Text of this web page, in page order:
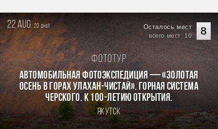
22 aug. 20 дней 8
Осталось мест
всего мест: 10
Фототур
Автомобильная фотоэкспедиция — «Золотая
осень в горах Улахан-Чистай». Горная система
Черского. К 100-летию открытия.
Якутск